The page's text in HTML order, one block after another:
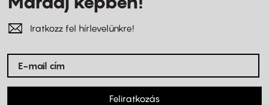
Iratkozz fel hírlevelünkre!
Feliratkozás